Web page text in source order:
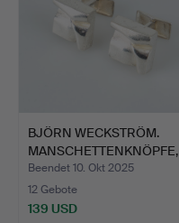
BJÖRN WECKSTRÖM.
MANSCHETTENKNÖPFE,
Silber…
Beendet 10. Okt 2025
12 Gebote
139 USD